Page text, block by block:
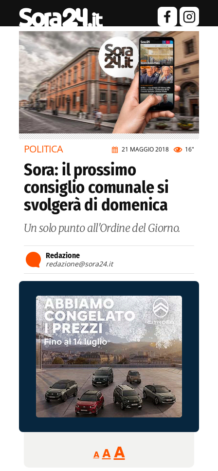
21 MAGGIO 2018 16"
POLITICA
Sora: il prossimo
consiglio comunale si
svolgerà di domenica
Un solo punto all'Ordine del Giorno.
Redazione
redazione@sora24.it
A
Reducir
tamaño
A Restablecer
AAumentar